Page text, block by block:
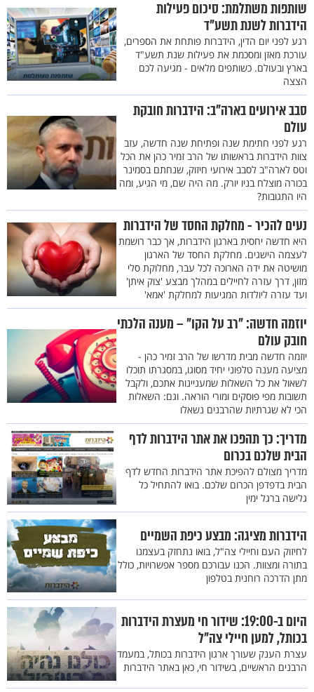
שותפות משתלמת: סיכום פעילות
הידברות לשנת תשע"ד
רגע לפני יום הדין, הידברות פותחת את הספרים,
עורכת מאזן ומסכמת את פעילות שנת תשע"ד
בארץ ובעולם. כשותפים מלאים - מגיעה לכם
הצצה
סבב אירועים בארה"ב: הידברות חובקת
עולם
רגע לפני חתימת שנה ופתיחת שנה חדשה, עזב
צוות הידברות בראשותו של הרב זמיר כהן את הכל
וטס לארה"ב לסבב אירועי חיזוק, שנחתם בסמינר
בכורה מוצלח בניו יורק. מה היה שם, מי הגיע, ומה
היו התגובות?
נעים להכיר - מחלקת החסד של הידברות
היא חדשה יחסית בארגון הידברות, אך כבר רושמת
לעצמה הישגים. מחלקת החסד של הארגון
מושיטה את ידה הארוכה לכל עבר, מחלוקת סלי
מזון, דרך עזרה לחיילים במהלך מבצע 'צוק איתן'
ועד עזרה ליולדות המגיעות למחלקת 'אמא'
יוזמה חדשה: "רב על הקו" – מענה הלכתי
חובק עולם
יוזמה חדשה מבית מדרשו של הרב זמיר כהן -
מציעה מענה טלפוני יחיד מסוגו, במסגרתו תוכלו
לשאול את כל השאלות שמעניינות אתכם, ולקבל
תשובות מפי פוסקים ומורי הוראה. וגם: השאלות
הכי לא שגרתיות שהרבנים נשאלו
מדריך: כך תהפכו את אתר הידברות לדף
הבית שלכם בכרום
מדריך מצולם להפיכת אתר הידברות החדש לדף
הבית בדפדפן הכרום שלכם. בואו להתחיל כל
גלישה ברגל ימין
הידברות מציגה: מבצע כיפת השמיים
לחיזוק העם וחיילי צה"ל, בואו נתחזק בעצמנו
בתורה ומצוות. הכנו עבורכם מספר אפשרויות, כולל
מתן הדרכה רוחנית בטלפון
היום ב-19:00: שידור חי מעצרת הידברות
בכותל, למען חיילי צה"ל
עצרת הענק שעורך ארגון הידברות בכותל, במעמד
הרבנים הראשיים, בשידור חי, כאן באתר הידברות